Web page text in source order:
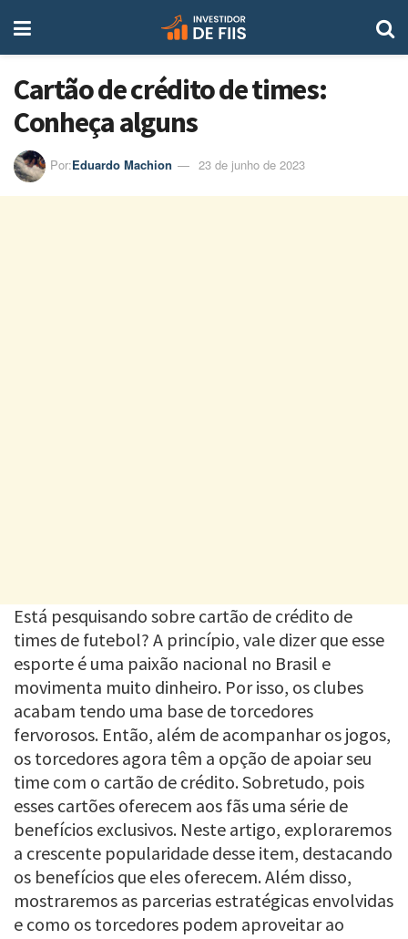
Cartão de crédito de times:
Conheça alguns
Por:Eduardo Machion 23 de junho de 2023
Está pesquisando sobre cartão de crédito de
times de futebol? A princípio, vale dizer que esse
esporte é uma paixão nacional no Brasil e
movimenta muito dinheiro. Por isso, os clubes
acabam tendo uma base de torcedores
fervorosos. Então, além de acompanhar os jogos,
os torcedores agora têm a opção de apoiar seu
time com o cartão de crédito. Sobretudo, pois
esses cartões oferecem aos fãs uma série de
benefícios exclusivos. Neste artigo, exploraremos
a crescente popularidade desse item, destacando
os benefícios que eles oferecem. Além disso,
mostraremos as parcerias estratégicas envolvidas
e como os torcedores podem aproveitar ao